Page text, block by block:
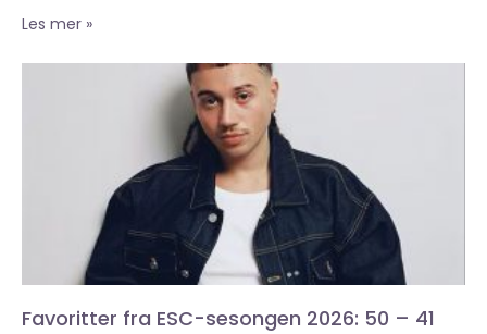
Les mer »
Favoritter fra ESC-sesongen 2026: 50 – 41